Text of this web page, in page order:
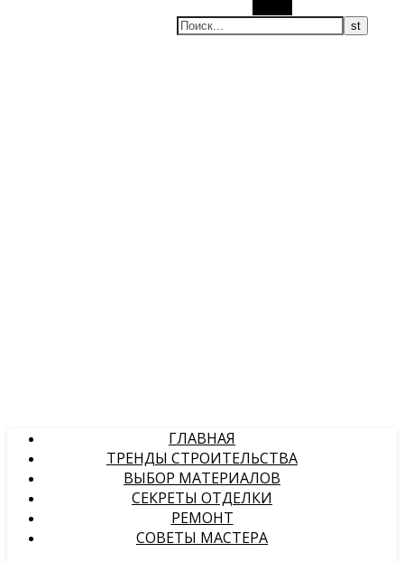
ГЛАВНАЯ
ТРЕНДЫ СТРОИТЕЛЬСТВА
ВЫБОР МАТЕРИАЛОВ
СЕКРЕТЫ ОТДЕЛКИ
РЕМОНТ
СОВЕТЫ МАСТЕРА